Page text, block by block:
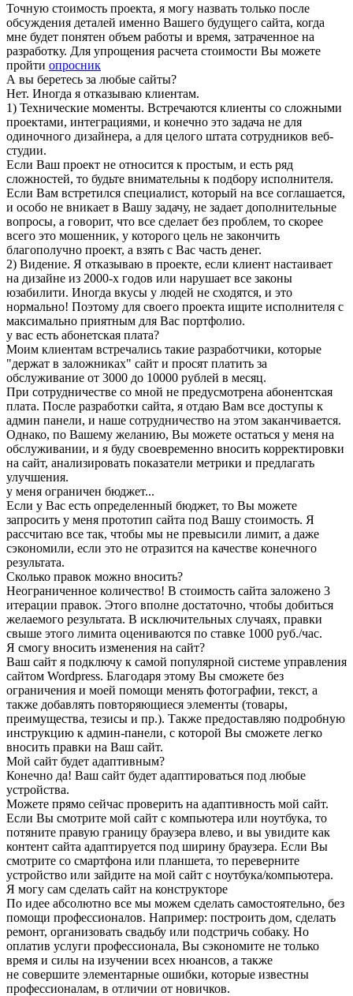
Точную стоимость проекта, я могу назвать только после
обсуждения деталей именно Вашего будущего сайта, когда
мне будет понятен объем работы и время, затраченное на
разработку. Для упрощения расчета стоимости Вы можете
пройти опросник
А вы беретесь за любые сайты?
Нет. Иногда я отказываю клиентам.
1) Технические моменты. Встречаются клиенты со сложными
проектами, интеграциями, и конечно это задача не для
одиночного дизайнера, а для целого штата сотрудников веб-
студии.
Если Ваш проект не относится к простым, и есть ряд
сложностей, то будьте внимательны к подбору исполнителя.
Если Вам встретился специалист, который на все соглашается,
и особо не вникает в Вашу задачу, не задает дополнительные
вопросы, а говорит, что все сделает без проблем, то скорее
всего это мошенник, у которого цель не закончить
благополучно проект, а взять с Вас часть денег.
2) Видение. Я отказываю в проекте, если клиент настаивает
на дизайне из 2000-х годов или нарушает все законы
юзабилити. Иногда вкусы у людей не сходятся, и это
нормально! Поэтому для своего проекта ищите исполнителя с
максимально приятным для Вас портфолио.
у вас есть абонетская плата?
Моим клиентам встречались такие разработчики, которые
"держат в заложниках" сайт и просят платить за
обслуживание от 3000 до 10000 рублей в месяц.
При сотрудничестве со мной не предусмотрена абонентская
плата. После разработки сайта, я отдаю Вам все доступы к
админ панели, и наше сотрудничество на этом заканчивается.
Однако, по Вашему желанию, Вы можете остаться у меня на
обслуживании, и я буду своевременно вносить корректировки
на сайт, анализировать показатели метрики и предлагать
улучшения.
у меня ограничен бюджет...
Если у Вас есть определенный бюджет, то Вы можете
запросить у меня прототип сайта под Вашу стоимость. Я
рассчитаю все так, чтобы мы не превысили лимит, а даже
сэкономили, если это не отразится на качестве конечного
результата.
Сколько правок можно вносить?
Неограниченное количество! В стоимость сайта заложено 3
итерации правок. Этого вполне достаточно, чтобы добиться
желаемого результата. В исключительных случаях, правки
свыше этого лимита оцениваются по ставке 1000 руб./час.
Я смогу вносить изменения на сайт?
Ваш сайт я подключу к самой популярной системе управления
сайтом Wordpress. Благодаря этому Вы сможете без
ограничения и моей помощи менять фотографии, текст, а
также добавлять повторяющиеся элементы (товары,
преимущества, тезисы и пр.). Также предоставляю подробную
инструкцию к админ-панели, с которой Вы сможете легко
вносить правки на Ваш сайт.
Мой сайт будет адаптивным?
Конечно да! Ваш сайт будет адаптироваться под любые
устройства.
Можете прямо сейчас проверить на адаптивность мой сайт.
Если Вы смотрите мой сайт с компьютера или ноутбука, то
потяните правую границу браузера влево, и вы увидите как
контент сайта адаптируется под ширину браузера. Если Вы
смотрите со смартфона или планшета, то переверните
устройство или зайдите на мой сайт с ноутбука/компьютера.
Я могу сам сделать сайт на конструкторе
По идее абсолютно все мы можем сделать самостоятельно, без
помощи профессионалов. Например: построить дом, сделать
ремонт, организовать свадьбу или подстричь собаку. Но
оплатив услуги профессионала, Вы сэкономите не только
время и силы на изучении всех нюансов, а также
не совершите элементарные ошибки, которые известны
профессионалам, в отличии от новичков.